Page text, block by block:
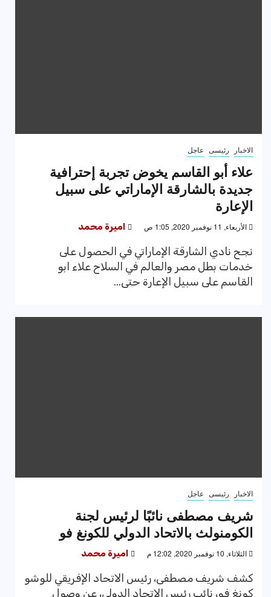
الاخبار رئيسى عاجل
علاء أبو القاسم يخوض تجربة إحترافية
جديدة بالشارقة الإماراتي على سبيل
الإعارة
الأربعاء, 11 نوفمبر 2020, 1:05 ص اميرة محمد
نجح نادي الشارقة الإماراتي في الحصول على
خدمات بطل مصر والعالم في السلاح علاء ابو
القاسم على سبيل الإعارة حتى...
الاخبار رئيسى عاجل
شريف مصطفى نائبًا لرئيس لجنة
الكومنولث بالاتحاد الدولي للكونغ فو
الثلاثاء, 10 نوفمبر 2020, 12:02 م اميرة محمد
كشف شريف مصطفى، رئيس الاتحاد الإفريقي للوشو
كونغ فو، نائب رئيس الاتحاد الدولي، عن وصول